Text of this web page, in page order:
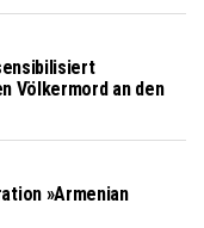
Völkermord an den
»Armenian